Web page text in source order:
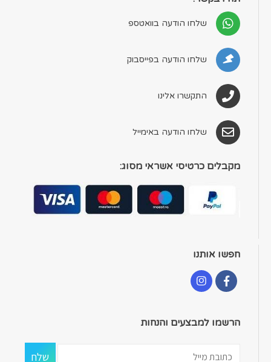
שלחו הודעה בוואטספ
שלחו הודעה בפייסבוק
התקשרו אלינו
שלחו הודעה באימייל
מקבלים כרטיסי אשראי מסוג:
חפשו אותנו
הרשמו למבצעים והנחות